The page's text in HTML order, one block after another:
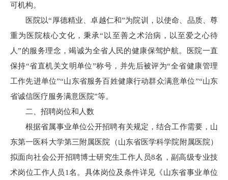
可机构。
医院以“厚德精业、卓越仁和”为院训，以使命、品质、尊
重为医院核心文化，秉承“以至善之术治病，以至爱之心待
人”的服务理念，竭诚为全省人民的健康保驾护航。医院一直
保持“省直机关文明单位”称号，并先后被评为“全省健康管理
工作先进单位”“山东省服务百姓健康行动群众满意单位”“山东
省诚信医疗服务满意医院”等。
二、招聘岗位和人数
根据省属事业单位公开招聘有关规定，结合工作需要，山
东第一医科大学第三附属医院（山东省医学科学院附属医院）
拟面向社会公开招聘博士研究生工作人员8名，副高级专业技
术岗位工作人员1名。具体岗位及条件详见《山东省事业单位